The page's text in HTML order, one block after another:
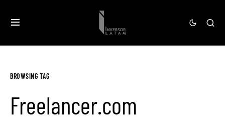
BROWSING TAG
Freelancer.com